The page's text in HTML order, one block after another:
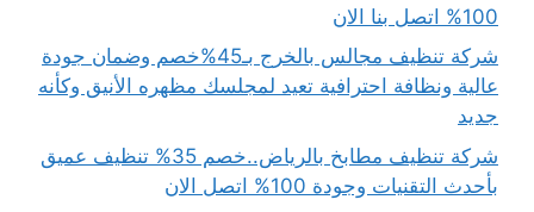
100% اتصل بنا الان
شركة تنظيف مجالس بالخرج بـ45%خصم وضمان جودة
عالية ونظافة احترافية تعيد لمجلسك مظهره الأنيق وكأنه
جديد
شركة تنظيف مطابخ بالرياض..خصم 35% تنظيف عميق
بأحدث التقنيات وجودة 100% اتصل الان